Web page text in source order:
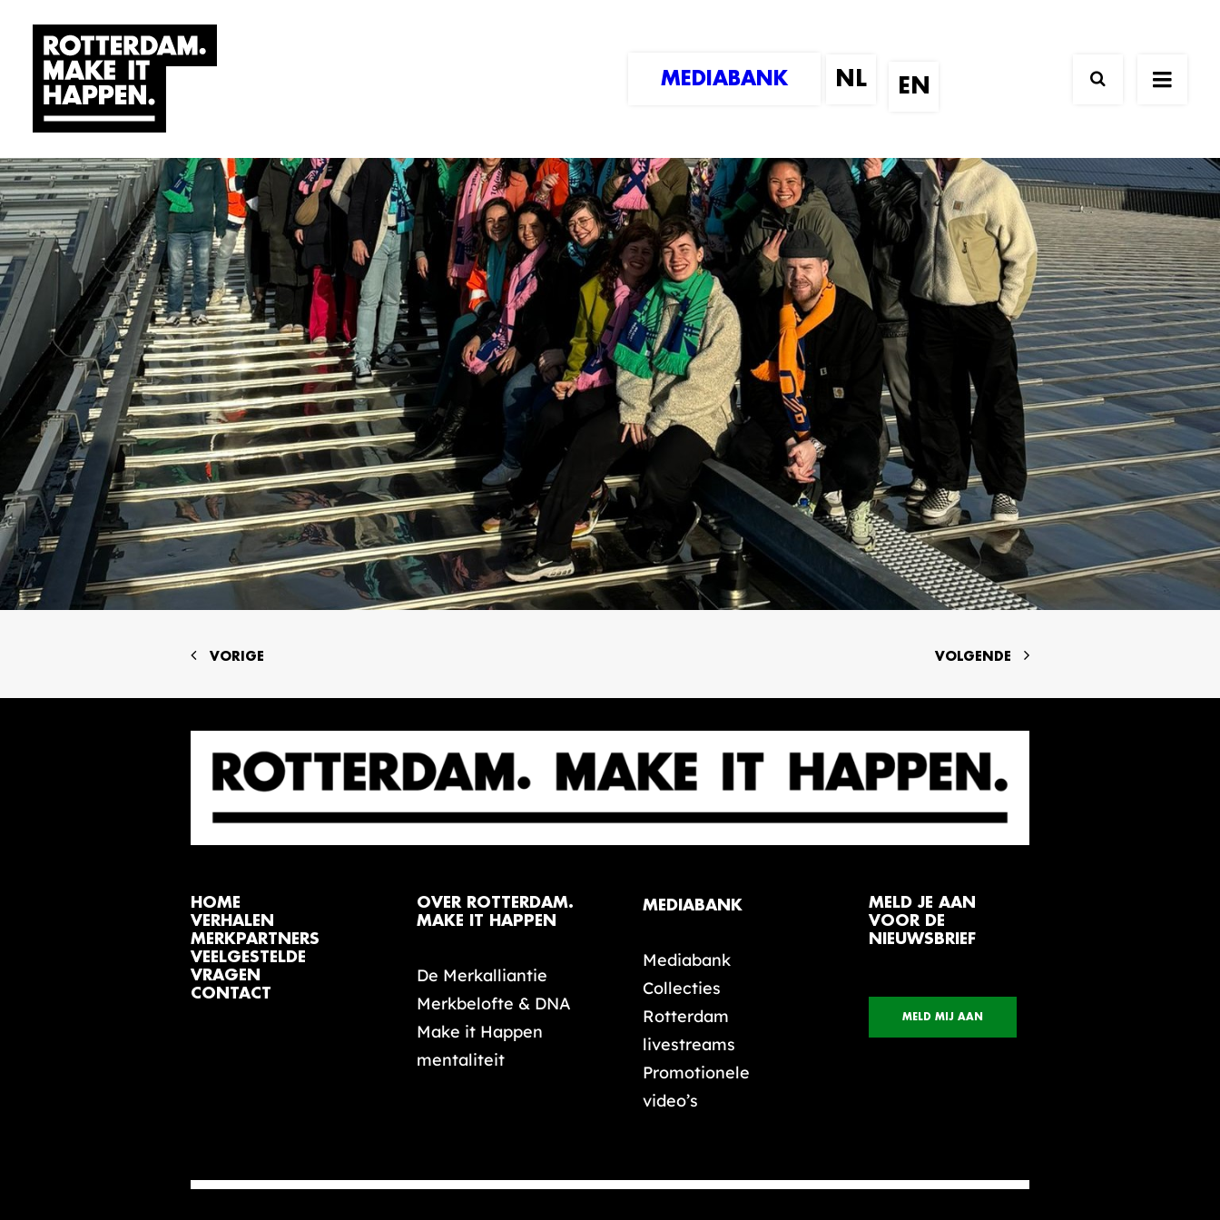
MEDIABANK
VORIGE VOLGENDE
HOME
VERHALEN
MERKPARTNERS
VEELGESTELDE
VRAGEN
CONTACT
OVER ROTTERDAM.
MAKE IT HAPPEN
De Merkalliantie
Merkbelofte & DNA
Make it Happen
mentaliteit
MEDIABANK
Mediabank
Collecties
Rotterdam
livestreams
Promotionele
video’s
MELD JE AAN
VOOR DE
NIEUWSBRIEF
MELD MIJ AAN